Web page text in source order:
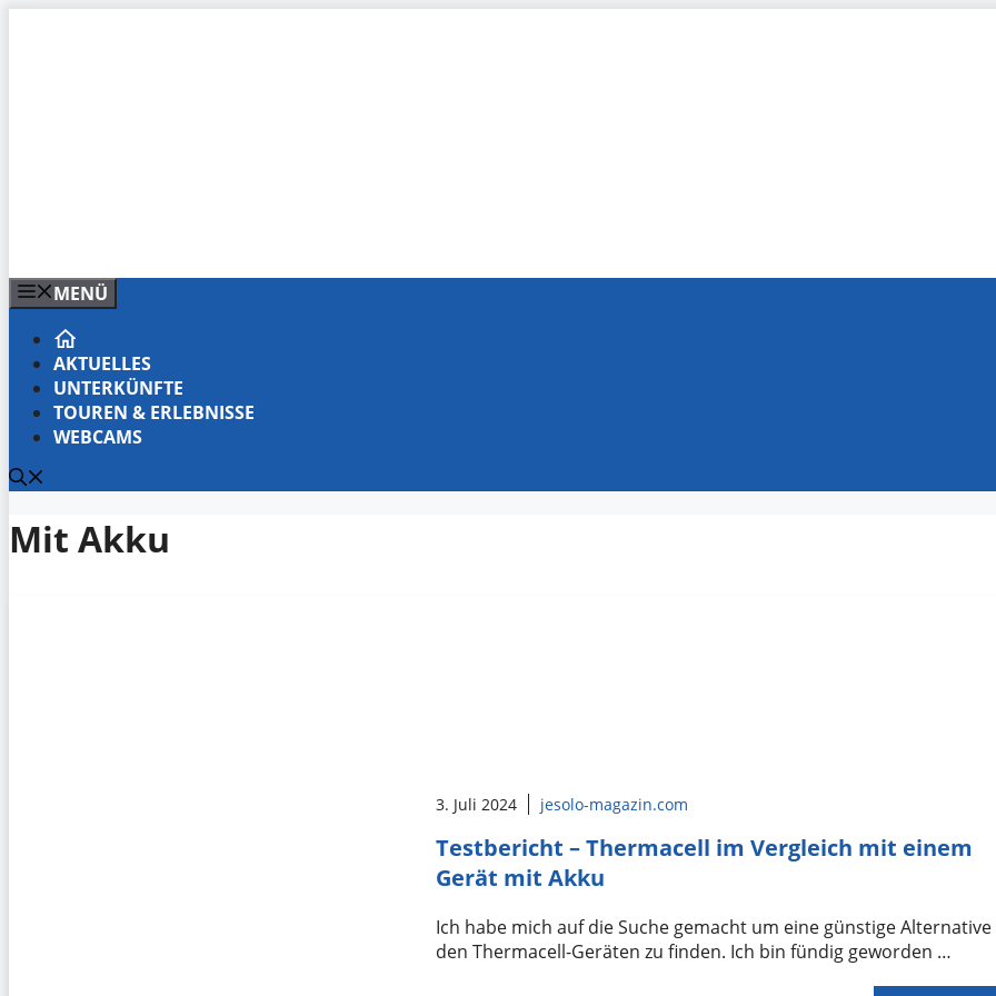
MENÜ
AKTUELLES
UNTERKÜNFTE
TOUREN & ERLEBNISSE
WEBCAMS
Mit Akku
3. Juli 2024 jesolo-magazin.com
Testbericht – Thermacell im Vergleich mit einem
Gerät mit Akku
Ich habe mich auf die Suche gemacht um eine günstige Alternative
den Thermacell-Geräten zu finden. Ich bin fündig geworden …